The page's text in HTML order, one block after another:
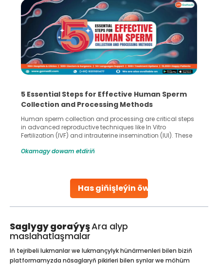
Has giňişleýin öwreniň
5 Essential Steps for Effective Human Sperm
Collection and Processing Methods
Human sperm collection and processing are critical steps
in advanced reproductive techniques like In Vitro
Fertilization (IVF) and intrauterine insemination (IUI). These
challenges and help couples achieve their dream of
collected, they process the
Okamagy dowam etdiriň
Saglygy goraýyşAra alyp
maslahatlaşmalar
Iň tejribeli lukmanlar we lukmançylyk hünärmenleri bilen biziň
platformamyzda näsaglaryň pikirleri bilen synlar we möhüm